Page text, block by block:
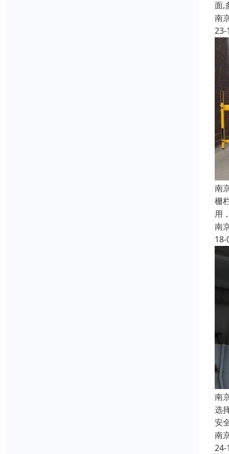
面,
南
23-
南
栅
用
南
18-
南
选
安
南
24-